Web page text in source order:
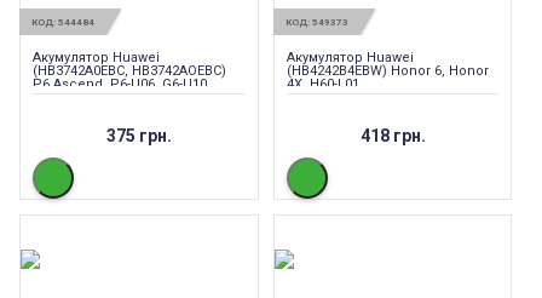
КОД: 544484
Акумулятор Huawei
(HB3742A0EBC, HB3742AOEBC)
P6 Ascend, P6-U06, G6-U10
2050mAh
375 грн.
КОД: 549373
Акумулятор Huawei
(HB4242B4EBW) Honor 6, Honor
4X, H60-L01
418 грн.